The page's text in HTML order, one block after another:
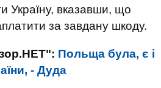
Україну, вказавши, що
за завдану шкоду.
Польща була, є і
- Дуда